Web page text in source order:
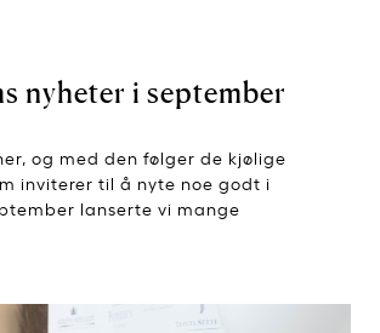
nyheter i september
og med den følger de kjølige
inviterer til å nyte noe godt i
lanserte vi mange